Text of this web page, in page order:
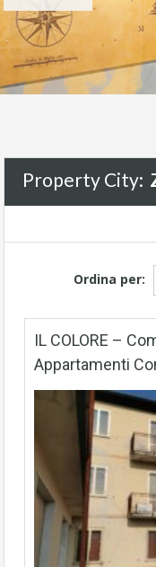
Property City:
Ordina per:
IL COLORE –
Appartamenti